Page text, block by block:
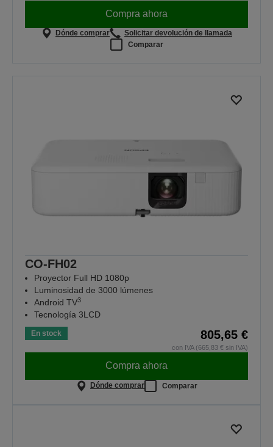
Compra ahora
Dónde comprar
Solicitar devolución de llamada
Comparar
CO-FH02
Proyector Full HD 1080p
Luminosidad de 3000 lúmenes
Android TV3
Tecnología 3LCD
En stock 805,65 €
con IVA (665,83 € sin IVA)
Compra ahora
Dónde comprar Comparar